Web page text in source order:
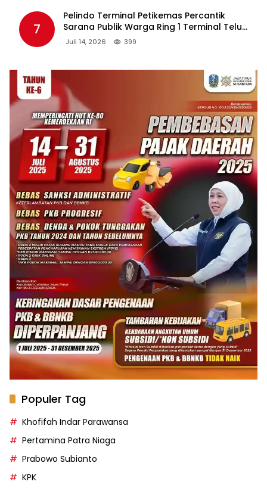
7
Pelindo Terminal Petikemas Percantik
Sarana Publik Warga Ring 1 Terminal Teluk
Lamong Lewat Program TJSL
Juli 14, 2026 399
Populer Tag
Khofifah Indar Parawansa
Pertamina Patra Niaga
Prabowo Subianto
KPK